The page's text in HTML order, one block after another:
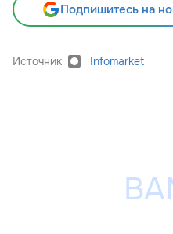
Подпишитесь на
Источник Infomarket